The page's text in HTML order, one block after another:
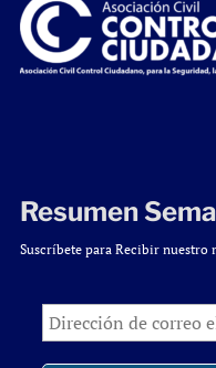
Resumen
Suscríbete para Recibir nuestro